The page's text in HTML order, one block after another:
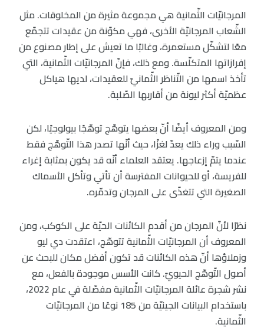
المرجانيّات الثّمانية هي مجموعة مثيرة من المخلوقات. مثل
الشّعاب المرجانيّة الأخرى، فهي مكوّنة من عقيدات تتجمّع
معًا لتشكّل مستعمرة، وغالبًا ما تعيش على إطار مصنوع من
إفرازاتها المتكلّسة. ومع ذلك، فإنّ المرجانيّات الثّمانية، التي
تأخذ اسمها من التّناظر الثّمانيّ للعقيدات، لديها هياكل
عظميّة أكثر ليونة من أقاربها الصّلبة.
ومن المعروف أيضًا أنّ بعضها يتوهّج توهّجًا بيولوجيًا، لكن
السّبب وراء ذلك يعدّ لغزًا، حيث أنّها تصدر هذا التّوهّج فقط
عندما يتمّ إزعاجها. يعتقد العلماء أنّه قد يكون بمثابة إغراء
للفريسة، أو للحيوانات المفترسة أن تأتي وتأكل الأسماك
الصغيرة التي تتغذّى على المرجان وتدمّره.
نظرًا لأنّ المرجان من أقدم الكائنات الحيّة على الكوكب، ومن
المعروف أن المرجانيّات الثّمانية تتوهّج، اعتقدت دي ليو
وزملاؤها أنّ هذه الكائنات قد تكون أفضل مكان للبحث عن
أصول التّوهّج الحيويّ. كانت الأسس موجودة بالفعل، مع
نشر شجرة عائلة المرجانيّات الثّمانية مفصّلة في عام 2022،
باستخدام البيانات الجينيّة من 185 نوعًا من المرجانيّات
الثّمانية.